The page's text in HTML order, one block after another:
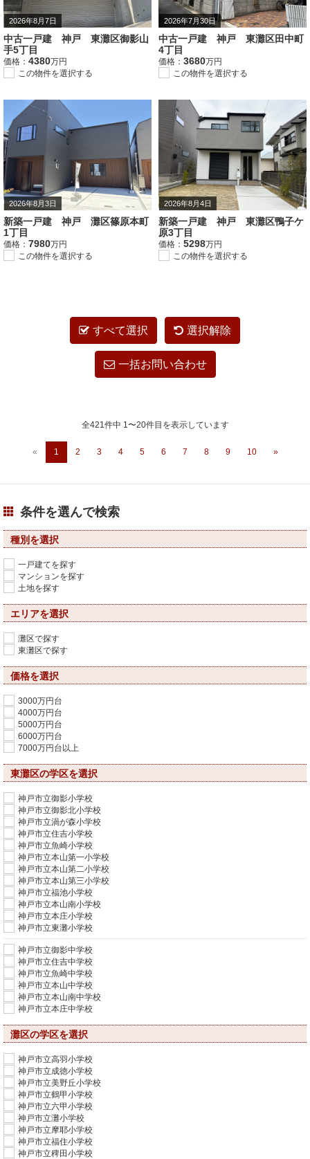
2026年8月7日
中古一戸建 神戸 東灘区御影山
手5丁目
価格： 4380万円
この物件を選択する
2026年7月30日
中古一戸建 神戸 東灘区田中町
4丁目
価格： 3680万円
この物件を選択する
2026年8月3日
新築一戸建 神戸 灘区篠原本町
1丁目
価格： 7980万円
この物件を選択する
2026年8月4日
新築一戸建 神戸 東灘区鴨子ケ
原3丁目
価格： 5298万円
この物件を選択する
すべて選択 選択解除
一括お問い合わせ
全421件中 1〜20件目を表示しています
« 1 2 3 4 5 6 7 8 9 10 »
条件を選んで検索
種別を選択
一戸建てを探す
マンションを探す
土地を探す
エリアを選択
灘区で探す
東灘区で探す
価格を選択
3000万円台
4000万円台
5000万円台
6000万円台
7000万円台以上
東灘区の学区を選択
神戸市立御影小学校
神戸市立御影北小学校
神戸市立渦が森小学校
神戸市立住吉小学校
神戸市立魚崎小学校
神戸市立本山第一小学校
神戸市立本山第二小学校
神戸市立本山第三小学校
神戸市立福池小学校
神戸市立本山南小学校
神戸市立本庄小学校
神戸市立東灘小学校
神戸市立御影中学校
神戸市立住吉中学校
神戸市立魚崎中学校
神戸市立本山中学校
神戸市立本山南中学校
神戸市立本庄中学校
灘区の学区を選択
神戸市立高羽小学校
神戸市立成徳小学校
神戸市立美野丘小学校
神戸市立鶴甲小学校
神戸市立六甲小学校
神戸市立灘小学校
神戸市立摩耶小学校
神戸市立福住小学校
神戸市立稗田小学校